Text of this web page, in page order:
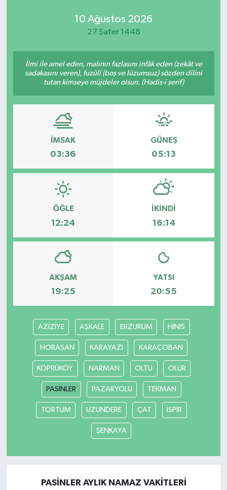
10 Ağustos 2026
27 Safer 1448
İlmi ile amel eden, malının fazlasını infâk eden (zekât ve
sadakasını veren), fuzûlî (boş ve lüzumsuz) sözden dilini
tutan kimseye müjdeler olsun. (Hadis-i şerif)
İMSAK
03:36
GÜNEŞ
05:13
ÖĞLE
12:24
İKINDI
16:14
AKŞAM
19:25
YATSI
20:55
AZİZİYE AŞKALE ERZURUM HINIS
HORASAN KARAYAZI KARAÇOBAN
KÖPRÜKÖY NARMAN OLTU OLUR
PASİNLER PAZARYOLU TEKMAN
TORTUM UZUNDERE ÇAT İSPİR
ŞENKAYA
PASİNLER AYLIK NAMAZ VAKITLERI